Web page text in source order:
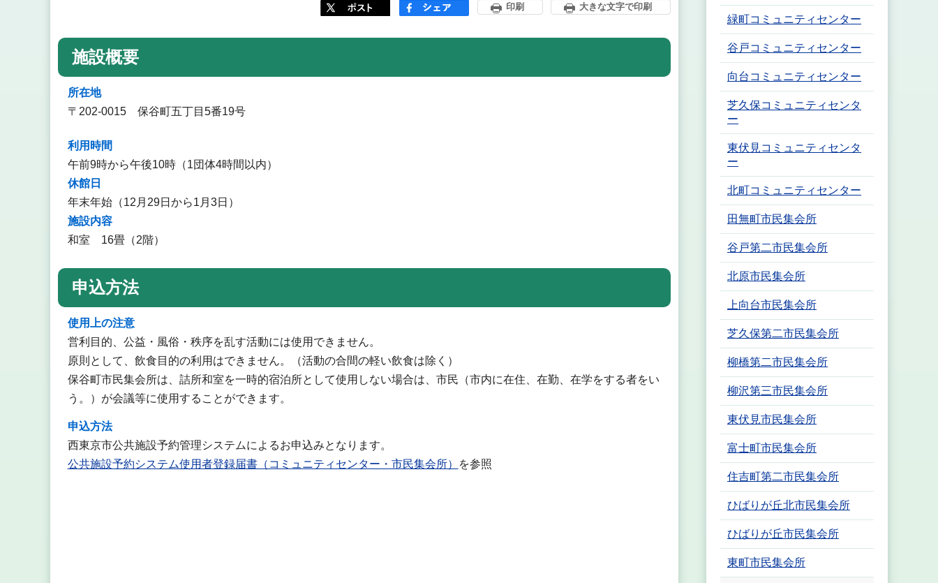
印刷 大きな文字で印刷
施設概要
所在地
〒202-0015 保谷町五丁目5番19号
利用時間
午前9時から午後10時（1団体4時間以内）
休館日
年末年始（12月29日から1月3日）
施設内容
和室 16畳（2階）
申込方法
使用上の注意
営利目的、公益・風俗・秩序を乱す活動には使用できません。
原則として、飲食目的の利用はできません。（活動の合間の軽い飲食は除く）
保谷町市民集会所は、詰所和室を一時的宿泊所として使用しない場合は、市民（市内に在住、在勤、在学をする者をい
う。）が会議等に使用することができます。
申込方法
西東京市公共施設予約管理システムによるお申込みとなります。
公共施設予約システム使用者登録届書（コミュニティセンター・市民集会所）
を参照
緑町コミュニティセンター
谷戸コミュニティセンター
向台コミュニティセンター
芝久保コミュニティセンタ
ー
東伏見コミュニティセンタ
ー
北町コミュニティセンター
田無町市民集会所
谷戸第二市民集会所
北原市民集会所
上向台市民集会所
芝久保第二市民集会所
柳橋第二市民集会所
柳沢第三市民集会所
東伏見市民集会所
富士町市民集会所
住吉町第二市民集会所
ひばりが丘北市民集会所
ひばりが丘市民集会所
東町市民集会所